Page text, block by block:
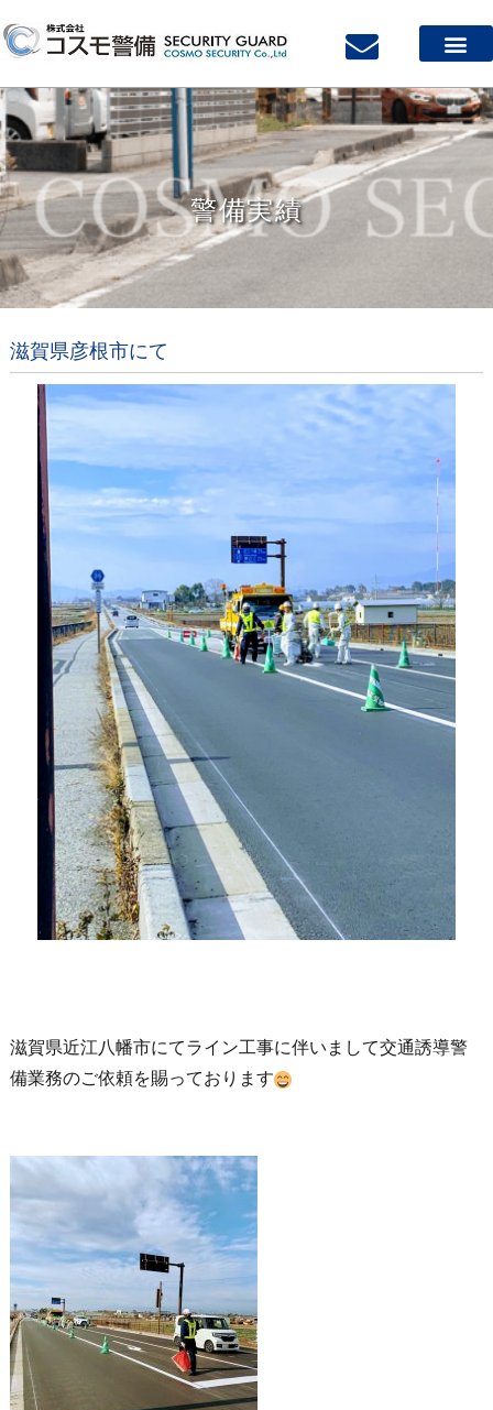
警備実績
滋賀県彦根市にて
滋賀県近江八幡市にてライン工事に伴いまして交通誘導警
備業務のご依頼を賜っております